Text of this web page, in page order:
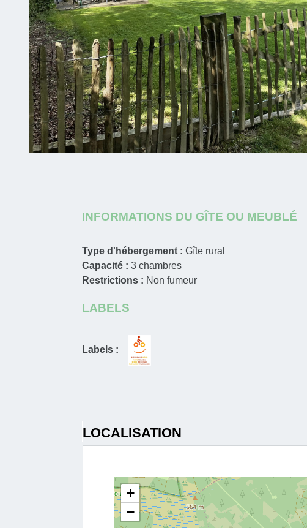
INFORMATIONS DU GÎTE OU MEUBLÉ
Type d'hébergement :Gîte rural
Capacité :3 chambres
Restrictions : Non fumeur
LABELS
Labels :
LOCALISATION
+
−